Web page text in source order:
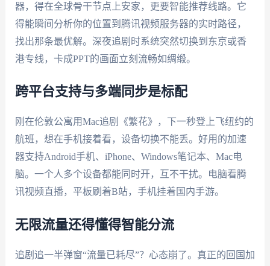
器，得在全球骨干节点上安家，更要智能推荐线路。它
得能瞬间分析你的位置到腾讯视频服务器的实时路径，
找出那条最优解。深夜追剧时系统突然切换到东京或香
港专线，卡成PPT的画面立刻流畅如绸缎。
跨平台支持与多端同步是标配
刚在伦敦公寓用Mac追剧《繁花》，下一秒登上飞纽约的
航班，想在手机接着看，设备切换不能丢。好用的加速
器支持Android手机、iPhone、Windows笔记本、Mac电
脑。一个人多个设备都能同时开，互不干扰。电脑看腾
讯视频直播，平板刷着B站，手机挂着国内手游。
无限流量还得懂得智能分流
追剧追一半弹窗“流量已耗尽”？心态崩了。真正的回国加